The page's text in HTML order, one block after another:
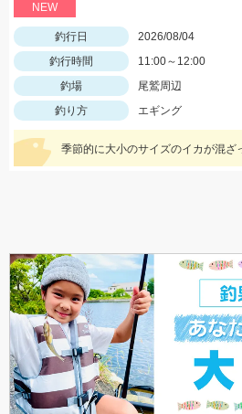
NEW
釣行日
2026/08/04
釣行時間
11:00～12:00
釣場
尾鷲周辺
釣り方
エギング